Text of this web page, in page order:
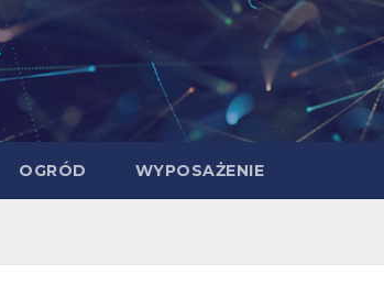
OGRÓD WYPOSAŻENIE